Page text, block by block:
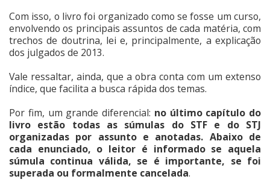
Com isso, o livro foi organizado como se fosse um curso,
envolvendo os principais assuntos de cada matéria, com
trechos de doutrina, lei e, principalmente, a explicação
dos julgados de 2013.
Vale ressaltar, ainda, que a obra conta com um extenso
índice, que facilita a busca rápida dos temas.
Por fim, um grande diferencial: no último capítulo do
livro estão todas as súmulas do STF e do STJ
organizadas por assunto e anotadas. Abaixo de
cada enunciado, o leitor é informado se aquela
súmula continua válida, se é importante, se foi
superada ou formalmente cancelada.